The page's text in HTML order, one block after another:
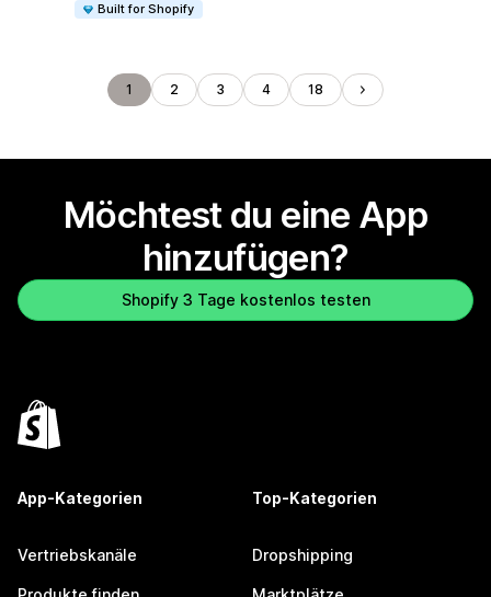
Built for Shopify
1 2 3 4 18
Möchtest du eine App
hinzufügen?
Shopify 3 Tage kostenlos testen
App-Kategorien
Vertriebskanäle
Top-Kategorien
Dropshipping